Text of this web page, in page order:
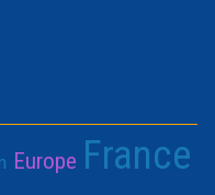
Europe France